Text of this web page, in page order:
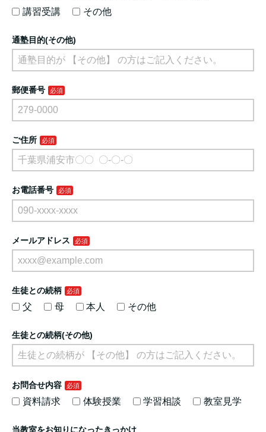
講習受講
その他
通塾目的(その他)
郵便番号
ご住所
お電話番号
メールアドレス
生徒との続柄
父 母 本人 その他
生徒との続柄(その他)
お問合せ内容
資料請求 体験授業 学習相談 教室見学
当教室をお知りになったきっかけ